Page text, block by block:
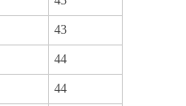
43
44
44